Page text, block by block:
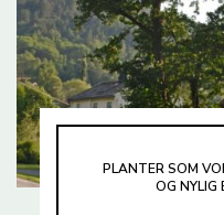
PLANTER SOM
OG NYLIG